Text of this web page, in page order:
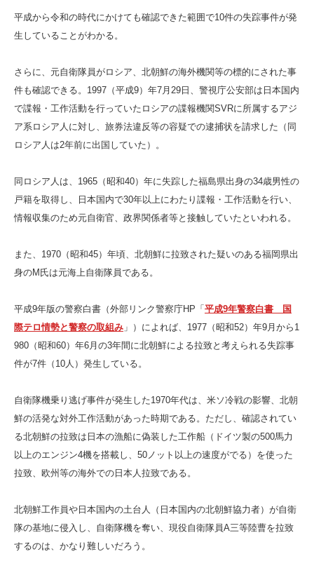
平成から令和の時代にかけても確認できた範囲で10件の失踪事件が発
生していることがわかる。
さらに、元自衛隊員がロシア、北朝鮮の海外機関等の標的にされた事
件も確認できる。1997（平成9）年7月29日、警視庁公安部は日本国内
で諜報・工作活動を行っていたロシアの諜報機関SVRに所属するアジ
ア系ロシア人に対し、旅券法違反等の容疑での逮捕状を請求した（同
ロシア人は2年前に出国していた）。
同ロシア人は、1965（昭和40）年に失踪した福島県出身の34歳男性の
戸籍を取得し、日本国内で30年以上にわたり諜報・工作活動を行い、
情報収集のため元自衛官、政界関係者等と接触していたといわれる。
また、1970（昭和45）年頃、北朝鮮に拉致された疑いのある福岡県出
身のM氏は元海上自衛隊員である。
平成9年版の警察白書（外部リンク警察庁HP「平成9年警察白書 国
際テロ情勢と警察の取組み 」）によれば、1977（昭和52）年9月から1
980（昭和60）年6月の3年間に北朝鮮による拉致と考えられる失踪事
件が7件（10人）発生している。
自衛隊機乗り逃げ事件が発生した1970年代は、米ソ冷戦の影響、北朝
鮮の活発な対外工作活動があった時期である。ただし、確認されてい
る北朝鮮の拉致は日本の漁船に偽装した工作船（ドイツ製の500馬力
以上のエンジン4機を搭載し、50ノット以上の速度がでる）を使った
拉致、欧州等の海外での日本人拉致である。
北朝鮮工作員や日本国内の土台人（日本国内の北朝鮮協力者）が自衛
隊の基地に侵入し、自衛隊機を奪い、現役自衛隊員A三等陸曹を拉致
するのは、かなり難しいだろう。